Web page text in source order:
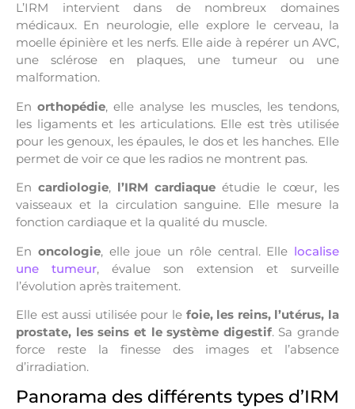
L’IRM intervient dans de nombreux domaines
médicaux. En neurologie, elle explore le cerveau, la
moelle épinière et les nerfs. Elle aide à repérer un AVC,
une sclérose en plaques, une tumeur ou une
malformation.
En orthopédie, elle analyse les muscles, les tendons,
les ligaments et les articulations. Elle est très utilisée
pour les genoux, les épaules, le dos et les hanches. Elle
permet de voir ce que les radios ne montrent pas.
En cardiologie, l’IRM cardiaque étudie le cœur, les
vaisseaux et la circulation sanguine. Elle mesure la
fonction cardiaque et la qualité du muscle.
En oncologie, elle joue un rôle central. Elle localise
une tumeur, évalue son extension et surveille
l’évolution après traitement.
Elle est aussi utilisée pour le foie, les reins, l’utérus, la
prostate, les seins et le système digestif. Sa grande
force reste la finesse des images et l’absence
d’irradiation.
Panorama des différents types d’IRM